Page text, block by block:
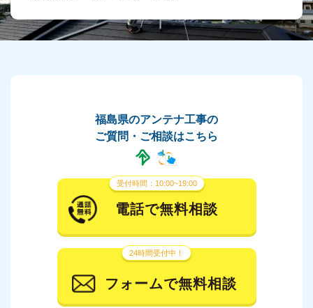
福島県のアンテナ工事の
ご質問・ご相談はこちら
受付時間：10:00~19:00
電話で無料相談
24時間受付中！
フォームで無料相談